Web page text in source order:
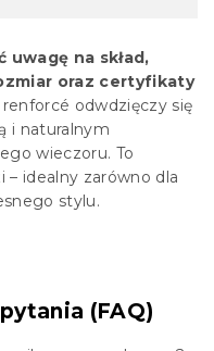
uwagę na skład,
oraz certyfikaty
odwdzięczy się
i naturalnym
wieczoru. To
– idealny zarówno dla
stylu.
(FAQ)